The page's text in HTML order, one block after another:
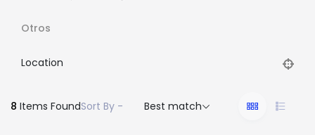
Otros
Location
8 Items FoundSort By - Best match